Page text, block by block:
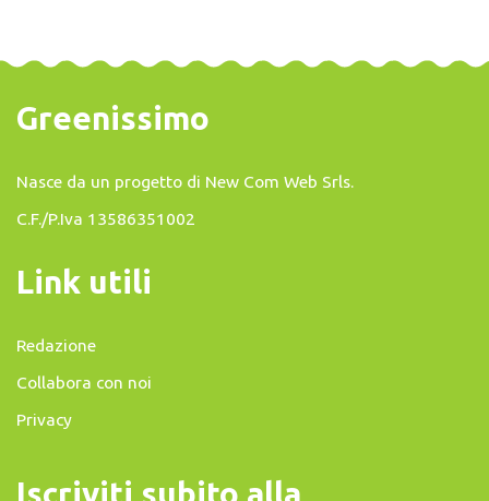
Greenissimo
Nasce da un progetto di New Com Web Srls.
C.F./P.Iva 13586351002
Link utili
Redazione
Collabora con noi
Privacy
Iscriviti subito alla